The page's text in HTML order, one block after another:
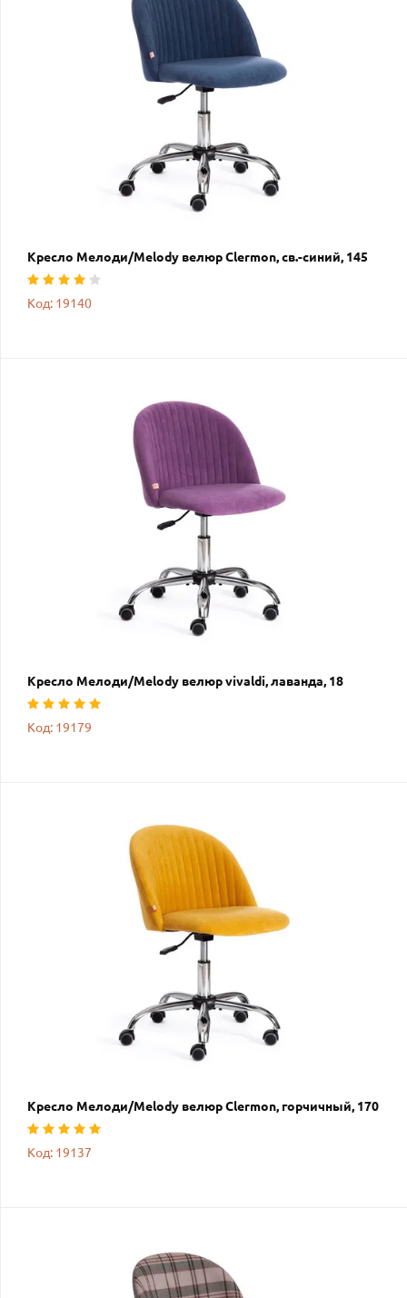
Кресло Мелоди/Melody велюр Clermon, св.-синий, 145
Код: 19140
Кресло Мелоди/Melody велюр vivaldi, лаванда, 18
Код: 19179
Кресло Мелоди/Melody велюр Clermon, горчичный, 170
Код: 19137